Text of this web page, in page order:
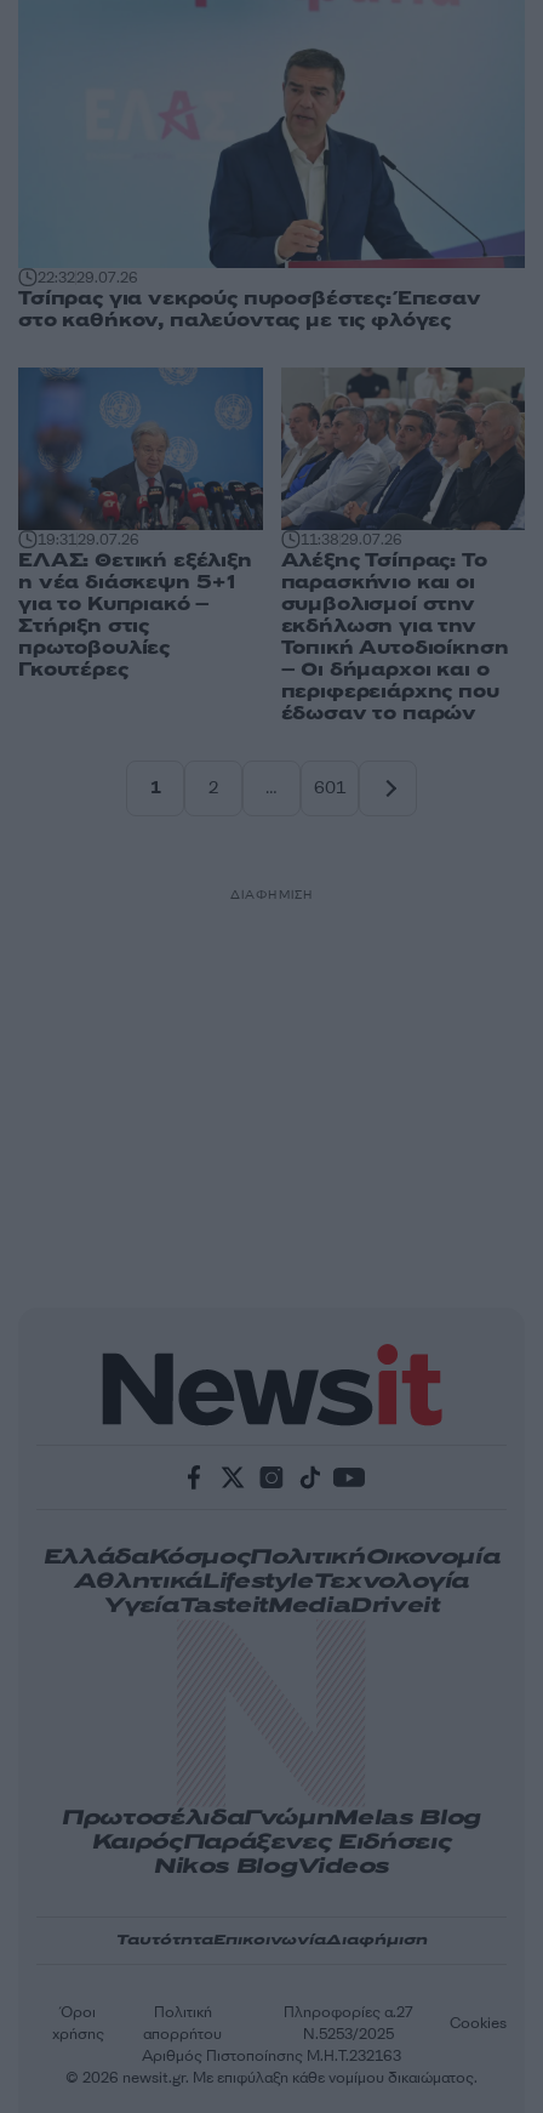
22:3229.07.26
Τσίπρας για νεκρούς πυροσβέστες: Έπεσαν
στο καθήκον, παλεύοντας με τις φλόγες
19:3129.07.26
ΕΛΑΣ: Θετική εξέλιξη
η νέα διάσκεψη 5+1
για το Κυπριακό –
Στήριξη στις
πρωτοβουλίες
Γκουτέρες
11:3829.07.26
Αλέξης Τσίπρας: Το
παρασκήνιο και οι
συμβολισμοί στην
εκδήλωση για την
Τοπική Αυτοδιοίκηση
– Οι δήμαρχοι και ο
περιφερειάρχης που
έδωσαν το παρών
1
2
…
601
ΔΙΑΦΗΜΙΣΗ
ΕλλάδαΚόσμοςΠολιτικήΟικονομία
ΑθλητικάLifestyleΤεχνολογία
ΥγείαTasteitMediaDriveit
ΠρωτοσέλιδαΓνώμηMelas Blog
ΚαιρόςΠαράξενες Ειδήσεις
Nikos BlogVideos
ΤαυτότηταΕπικοινωνίαΔιαφήμιση
Αριθμός Πιστοποίησης Μ.Η.Τ.232163
Όροι
χρήσης
Πολιτική
απορρήτου
Πληροφορίες α.27
Ν.5253/2025
Cookies
© 2026 newsit.gr. Με επιφύλαξη κάθε νομίμου δικαιώματος.